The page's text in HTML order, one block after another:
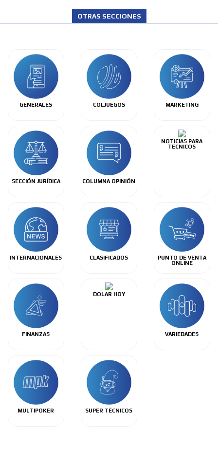
OTRAS SECCIONES
GENERALES COLJUEGOS MARKETING
SECCIÓN JURÍDICA COLUMNA OPINIÓN
NOTICIAS PARA
TECNICOS
INTERNACIONALES CLASIFICADOS
PUNTO DE VENTA
ONLINE
FINANZAS
DOLAR HOY
VARIEDADES
MULTIPOKER SUPER TÉCNICOS